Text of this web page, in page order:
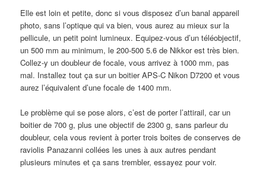
Elle est loin et petite, donc si vous disposez d’un banal appareil
photo, sans l’optique qui va bien, vous aurez au mieux sur la
pellicule, un petit point lumineux. Equipez-vous d’un téléobjectif,
un 500 mm au minimum, le 200-500 5.6 de Nikkor est très bien.
Collez-y un doubleur de focale, vous arrivez à 1000 mm, pas
mal. Installez tout ça sur un boitier APS-C Nikon D7200 et vous
aurez l’équivalent d’une focale de 1400 mm.
Le problème qui se pose alors, c’est de porter l’attirail, car un
boitier de 700 g, plus une objectif de 2300 g, sans parleur du
doubleur, cela vous revient à porter trois boites de conserves de
raviolis Panazanni collées les unes à aux autres pendant
plusieurs minutes et ça sans trembler, essayez pour voir.